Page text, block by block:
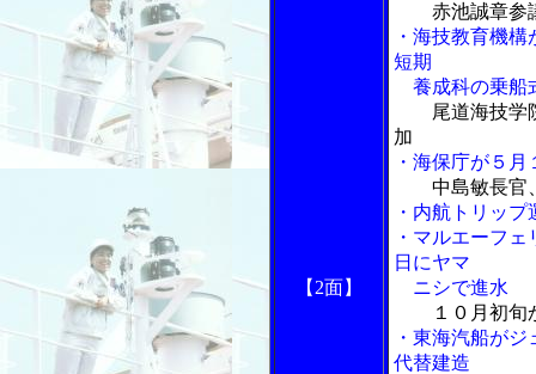
【2面】
赤池誠章参
・海技教育機
短期
養成科の乗船
尾道海技学
加
・海保庁が５
中島敏長官
・内航トリッ
・マルエーフ
日にヤマ
ニシで進水
１０月初旬
・東海汽船が
代替建造